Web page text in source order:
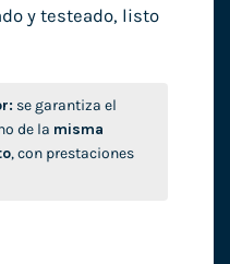
y testeado, listo
se garantiza el
de la misma
, con prestaciones